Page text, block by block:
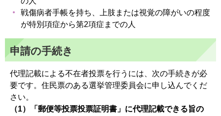
戦傷病者手帳を持ち、上肢または視覚の障がいの程度
が特別項症から第2項症までの人
申請の手続き
代理記載による不在者投票を行うには、次の手続きが必
要です。住民票のある選挙管理委員会に申し込んでくだ
さい。
（1）「郵便等投票投票証明書」に代理記載できる旨の